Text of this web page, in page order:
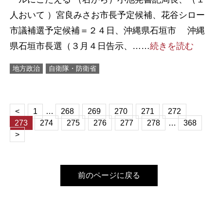
人おいて ）宮良みさお市長予定候補、花谷シロー
市議補選予定候補＝２４日、沖縄県石垣市 沖縄
県石垣市長選（３月４日告示、……続きを読む
地方政治 自衛隊・防衛省
< 1 … 268 269 270 271
272
273
274 275 276 277 278 …
368
>
前のページに戻る